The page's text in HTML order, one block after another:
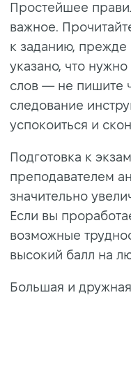
Простейшее
важное.
к заданию, прежде
указано, что
слов — не пишите
следование
успокоиться и
Подготовка к
преподавателем
значительно
Если вы
возможные
высокий балл на
Большая и